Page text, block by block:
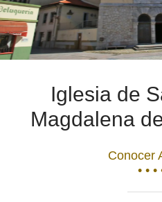
Iglesia de
Magdalena
Conocer
• • •